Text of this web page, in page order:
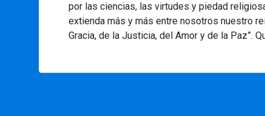
por las ciencias, las virtudes y piedad
extienda más y más entre nosotros nuestro
Gracia, de la Justicia, del Amor y de la Paz”.